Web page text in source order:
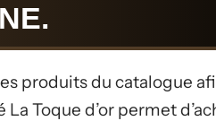
produits du catalogue
Toque d’or permet